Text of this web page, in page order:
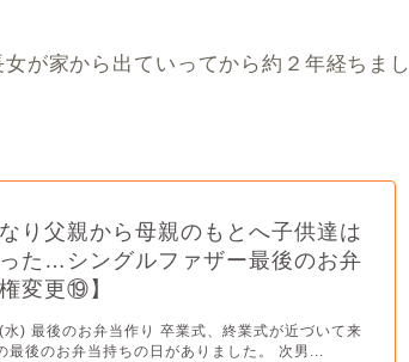
が家から出ていってから約２年経ちまし
り父親から母親のもとへ子供達は
た…シングルファザー最後のお弁
変更⑲】
) 最後のお弁当作り 卒業式、終業式が近づいて来
最後のお弁当持ちの日がありました。 次男...